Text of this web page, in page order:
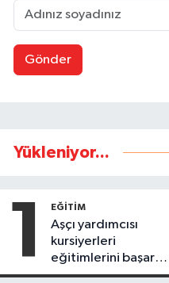
Gönder
Yükleniyor...
1 EĞİTİM
Aşçı yardımcısı
kursiyerleri
eğitimlerini başarı
ile tamamladı